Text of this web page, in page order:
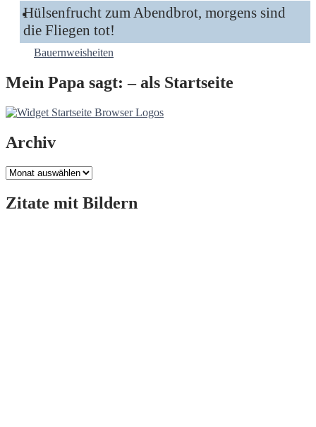
Hülsenfrucht zum Abendbrot, morgens sind
die Fliegen tot!
Bauernweisheiten
Mein Papa sagt: – als Startseite
Archiv
Archiv
Zitate mit Bildern